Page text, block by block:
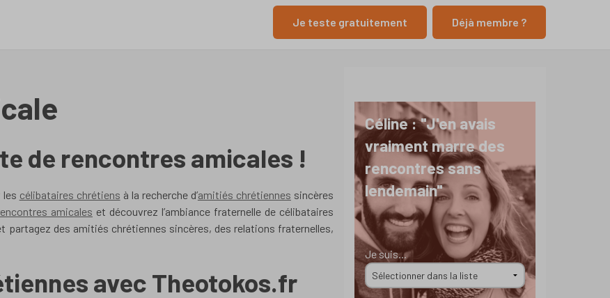
Je teste gratuitement Déjà membre ?
de rencontres amicales !
les célibataires chrétiens à la recherche d’amitiés chrétiennes sincères
amicales et découvrez l’ambiance fraternelle de célibataires
partagez des amitiés chrétiennes sincères, des relations fraternelles,
avec Theotokos.fr
Céline : "J'en avais
vraiment marre des
rencontres sans
lendemain"
Je suis...